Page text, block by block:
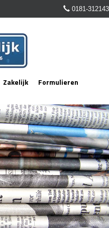
0181-312143
Zakelijk
Formulieren